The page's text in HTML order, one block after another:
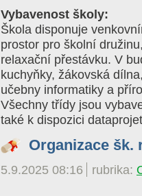
Vybavenost školy:
Škola disponuje
prostor pro školní
relaxační přestávku. V
kuchyňky, žákovská
učebny informatiky a
Všechny třídy jsou
také k dispozici
Organizace šk.
5.9.2025 08:16 rubrika: